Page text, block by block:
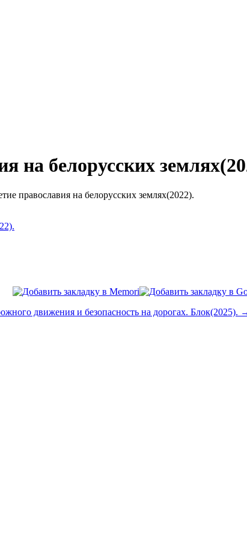
на белорусских
православия на белорусских землях(2022).
движения и безопасность на дорогах. Блок(2025).